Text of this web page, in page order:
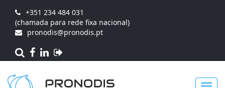
+351 234 484 031
(chamada para rede fixa nacional)
pronodis@pronodis.pt